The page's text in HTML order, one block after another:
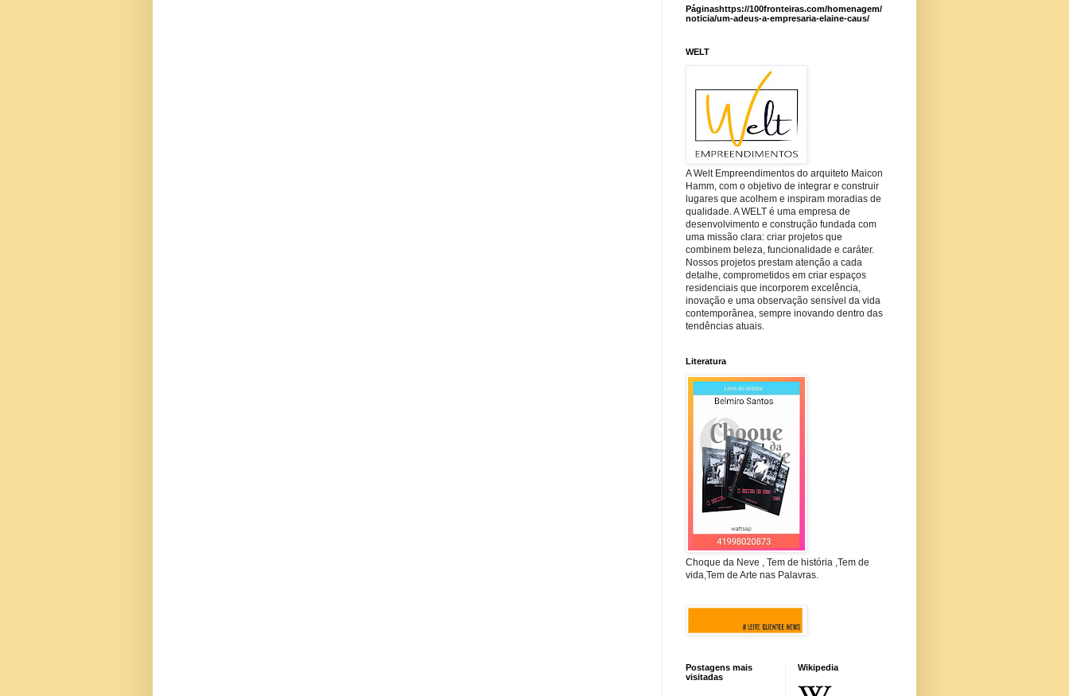
Páginashttps://100fronteiras.com/homenagem/
noticia/um-adeus-a-empresaria-elaine-caus/
WELT
A Welt Empreendimentos do arquiteto Maicon
Hamm, com o objetivo de integrar e construir
lugares que acolhem e inspiram moradias de
qualidade. A WELT é uma empresa de
desenvolvimento e construção fundada com
uma missão clara: criar projetos que
combinem beleza, funcionalidade e caráter.
Nossos projetos prestam atenção a cada
detalhe, comprometidos em criar espaços
residenciais que incorporem excelência,
inovação e uma observação sensível da vida
contemporânea, sempre inovando dentro das
tendências atuais.
Literatura
Choque da Neve , Tem de história ,Tem de
vida,Tem de Arte nas Palavras.
Postagens mais
visitadas
Wikipedia